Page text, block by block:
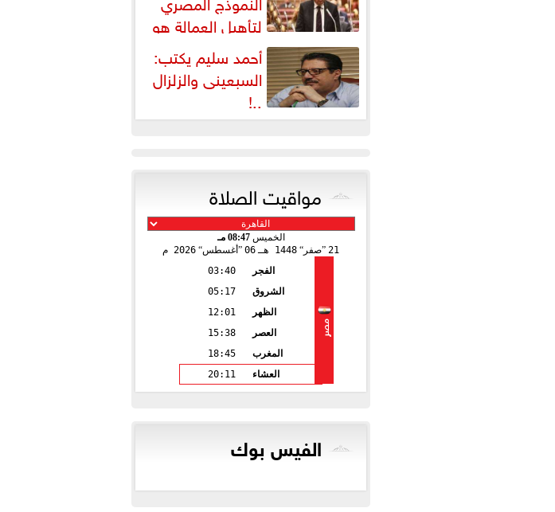
لتأهيل العمالة هو
البديل العملي والأمثل لأزمات...
أحمد سليم يكتب:
السبعينى والزلزال
..!
مواقيت الصلاة
الخميس08:47 مـ
21 صفر 1448 هـ 06 أغسطس 2026 م
مصر
الفجر
03:40
الشروق
05:17
الظهر
12:01
العصر
15:38
المغرب
18:45
العشاء
20:11
الفيس بوك